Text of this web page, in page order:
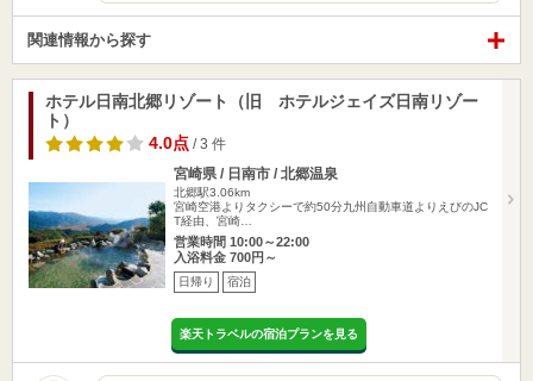
関連情報から探す
ホテル日南北郷リゾート（旧 ホテルジェイズ日南リゾー
ト）
4.0点 / 3 件
宮崎県 / 日南市 / 北郷温泉
北郷駅3.06km
宮崎空港よりタクシーで約50分九州自動車道よりえびのJC
T経由、宮崎…
営業時間 10:00～22:00
入浴料金 700円～
日帰り 宿泊
楽天トラベルの宿泊プランを見る